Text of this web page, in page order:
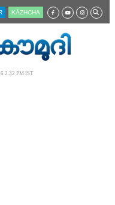
KĀZHCHA
2.32 PM IST